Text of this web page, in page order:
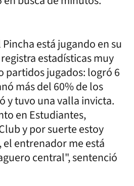
está jugando en su
estadísticas muy
partidos jugados: logró 6
más del 60% de los
y tuvo una valla invicta.
en Estudiantes,
y por suerte estoy
entrenador me está
central", sentenció